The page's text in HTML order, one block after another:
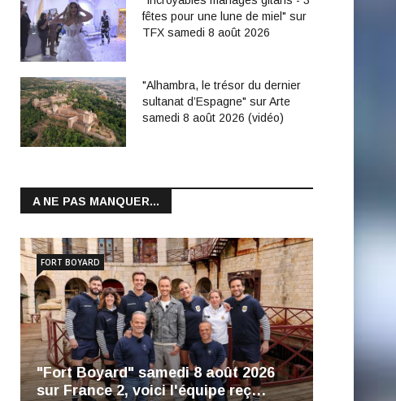
fêtes pour une lune de miel" sur
TFX samedi 8 août 2026
"Alhambra, le trésor du dernier
sultanat d’Espagne" sur Arte
samedi 8 août 2026 (vidéo)
A NE PAS MANQUER...
"Fort Boyard" samedi 8 août 2026
sur France 2, voici l'équipe reç…
FORT BOYARD